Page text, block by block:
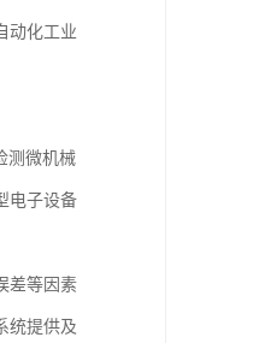
动化工业
测微机械
电子设备
差等因素
统提供及